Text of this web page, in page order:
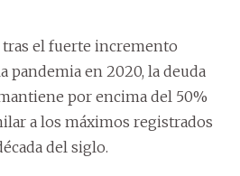
tras el fuerte incremento
pandemia en 2020, la deuda
por encima del 50%
a los máximos registrados
del siglo.